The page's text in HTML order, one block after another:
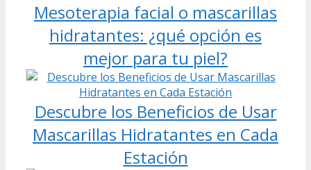
Mesoterapia facial o mascarillas
hidratantes: ¿qué opción es
mejor para tu piel?
Descubre los Beneficios de Usar
Mascarillas Hidratantes en Cada
Estación